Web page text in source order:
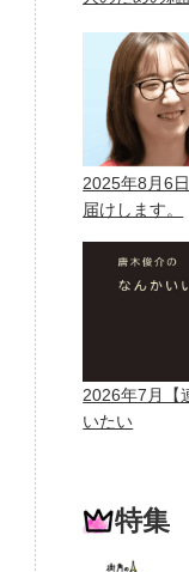
2025年8月6
届けします。
2026年7月【
いたい
特集